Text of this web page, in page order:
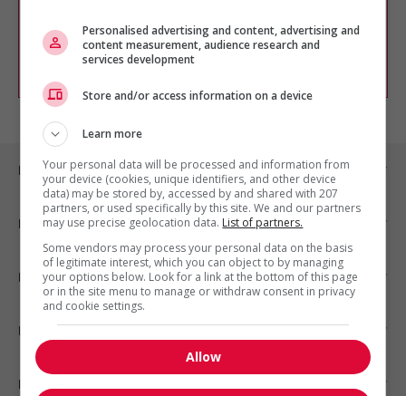
chercher un poste selon votre profil
d'intérêt en emploi en vousinscrivant
comme membre Jobboom.
Emplois par ville
Emplois par secteur
Emplois par statut
Emplois par type
Nos suggestions
Personalised advertising and content, advertising and
content measurement, audience research and
services development
Store and/or access information on a device
Learn more
Your personal data will be processed and information from
your device (cookies, unique identifiers, and other device
data) may be stored by, accessed by and shared with 207
partners, or used specifically by this site. We and our partners
may use precise geolocation data. List of partners.
Some vendors may process your personal data on the basis
of legitimate interest, which you can object to by managing
your options below. Look for a link at the bottom of this page
or in the site menu to manage or withdraw consent in privacy
and cookie settings.
Allow